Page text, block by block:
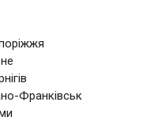
Франківськ